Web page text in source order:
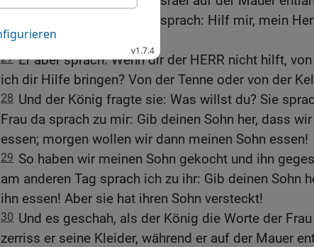
flehte ihn eine Frau an und sprach: Hilf mir, mein
König!
27 Er aber sprach: Wenn dir der HERR nicht hilft,
ich dir Hilfe bringen? Von der Tenne oder von der
28 Und der König fragte sie: Was willst du? Sie
Frau da sprach zu mir: Gib deinen Sohn her, dass
essen; morgen wollen wir dann meinen Sohn essen!
29 So haben wir meinen Sohn gekocht und ihn
am anderen Tag sprach ich zu ihr: Gib deinen Sohn
ihn essen! Aber sie hat ihren Sohn versteckt!
30 Und es geschah, als der König die Worte der
zerriss er seine Kleider, während er auf der Mauer